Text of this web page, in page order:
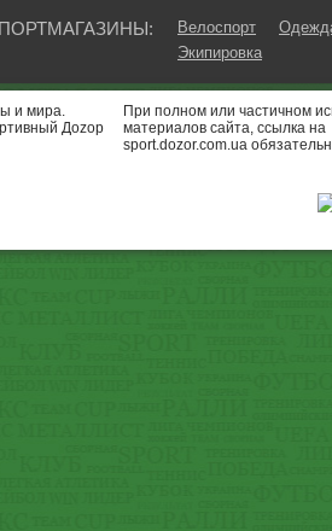
Велоспорт
Экипировка
и мира.
Доzор
При полном или частичном
материалов сайта, ссылка на
sport.dozor.com.ua